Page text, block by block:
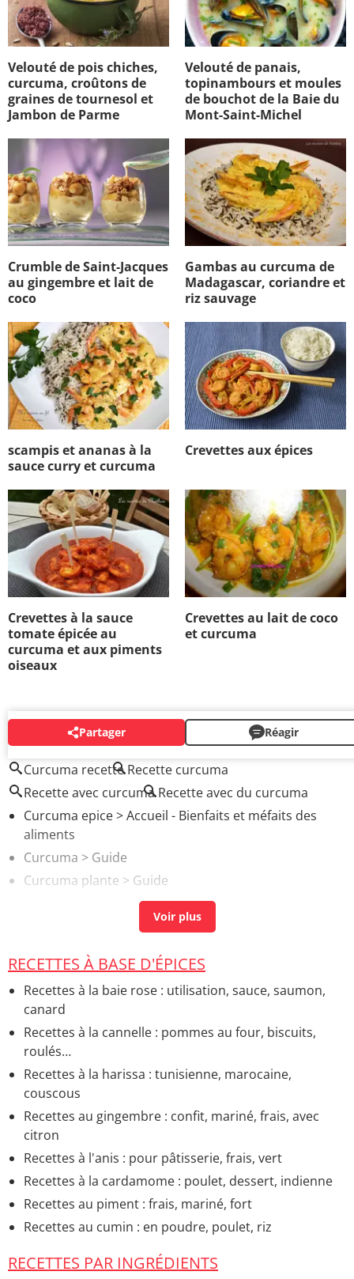
Velouté de pois chiches,
curcuma, croûtons de
graines de tournesol et
Jambon de Parme
Velouté de panais,
topinambours et moules
de bouchot de la Baie du
Mont-Saint-Michel
Crumble de Saint-Jacques
au gingembre et lait de
coco
Gambas au curcuma de
Madagascar, coriandre et
riz sauvage
scampis et ananas à la
sauce curry et curcuma
Crevettes aux épices
Crevettes à la sauce
tomate épicée au
curcuma et aux piments
oiseaux
Crevettes au lait de coco
et curcuma
Partager Réagir
AUTOUR DU MÊME SUJET
Curcuma recette Recette curcuma
Recette avec curcuma Recette avec du curcuma
Curcuma epice> Accueil - Bienfaits et méfaits des
aliments
Curcuma > Guide
Curcuma plante > Guide
Vinaigre de cidre et curcuma bienfaits
Bienfaits et méfaits des aliments
Produits : choix, saison...
Recette gingembre curcuma citron miel> Recettes -
Citronnade, limonade et eau détox
RECETTES À BASE D'ÉPICES
Recettes à la baie rose : utilisation, sauce, saumon,
canard
Recettes à la cannelle : pommes au four, biscuits,
roulés…
Recettes à la harissa : tunisienne, marocaine,
couscous
Recettes au gingembre : confit, mariné, frais, avec
citron
Recettes à l'anis : pour pâtisserie, frais, vert
Recettes à la cardamome : poulet, dessert, indienne
Recettes au piment : frais, mariné, fort
Recettes au cumin : en poudre, poulet, riz
RECETTES PAR INGRÉDIENTS